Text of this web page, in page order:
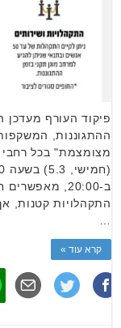
פיקוד העורף מעדכן
ההתגוננות,
מצומצמת" בכל רחבי
ב-20:00,
התקהלויות קטנות,
קרא עוד »